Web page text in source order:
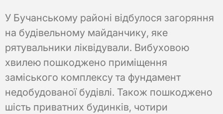
У Бучанському районі відбулося загоряння
на будівельному майданчику, яке
рятувальники ліквідували. Вибуховою
хвилею пошкоджено приміщення
заміського комплексу та фундамент
недобудованої будівлі. Також пошкоджено
шість приватних будинків, чотири